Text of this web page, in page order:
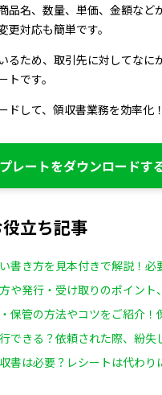
品名、数量、単価、金額など
更対応も簡単です。
るため、取引先に対してな
トです。
ドして、領収書業務を効率化！
レートをダウンロードす
立ち記事
書き方を見本付きで解説！必
や発行・受け取りのポイント
保管の方法やコツをご紹介！
できる？依頼された際、紛失
書は必要？レシートは代わ